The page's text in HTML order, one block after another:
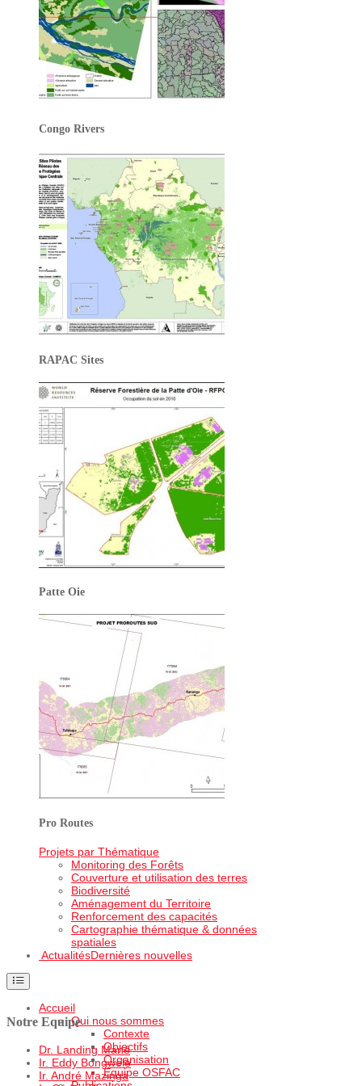
Congo Rivers
RAPAC Sites
Patte Oie
Pro Routes
Projets par Thématique
Monitoring des Forêts
Couverture et utilisation des terres
Biodiversité
Aménagement du Territoire
Renforcement des capacités
Cartographie thématique & données
spatiales
ActualitésDernières nouvelles
Accueil
Qui nous sommes
Contexte
Objectifs
Organisation
Equipe OSFAC
Notre Equipe
Dr. Landing Mané
Ir. Eddy Bongwele
Ir. André Mazinga